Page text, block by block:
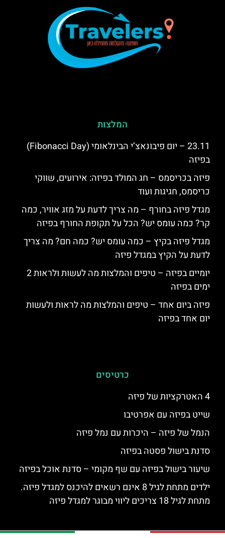
המלצות
23.11 – יום פיבונאצ’י הבינלאומי (Fibonacci Day)
בפיזה
פיזה בכריסמס – חג המולד בפיזה: אירועים, שווקי
כריסמס, חגיגות ועוד
מגדל פיזה בחורף – מה צריך לדעת על מזג אוויר, כמה
קר? כמה עומס יש? הכל על תקופת החורף בפיזה
מגדל פיזה בקיץ – כמה עומס יש? כמה חם? מה צריך
לדעת על הקיץ במגדל פיזה
יומיים בפיזה – טיפים והמלצות מה לעשות ולראות 2
ימים בפיזה
פיזה ביום אחד – טיפים והמלצות מה לראות ולעשות
יום אחד בפיזה
כרטיסים
4 האטרקציות של פיזה
שייט בפיזה עם אפרטיבו
הנמל של פיזה – היכרות עם נמל פיזה
סדנת בישול פסטה בפיזה
שיעור בישול בפיזה עם שף מקומי – סדנת אוכל בפיזה
ילדים מתחת לגיל 8 אינם רשאים להיכנס למגדל פיזה.
מתחת לגיל 18 צריכים ליווי מבוגר למגדל פיזה